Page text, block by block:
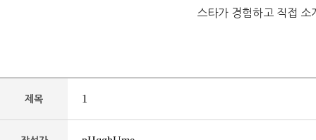
스타가 경험하고 직접
제목 1